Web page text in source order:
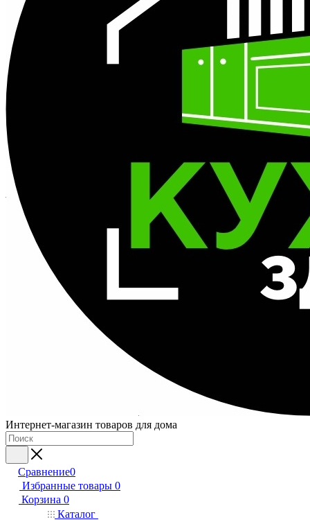
Интернет-магазин товаров для дома
Сравнение0
Избранные товары 0
Корзина 0
Каталог